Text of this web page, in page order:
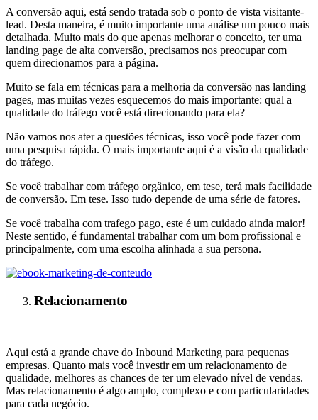
A conversão aqui, está sendo tratada sob o ponto de vista visitante-
lead. Desta maneira, é muito importante uma análise um pouco mais
detalhada. Muito mais do que apenas melhorar o conceito, ter uma
landing page de alta conversão, precisamos nos preocupar com
quem direcionamos para a página.
Muito se fala em técnicas para a melhoria da conversão nas landing
pages, mas muitas vezes esquecemos do mais importante: qual a
qualidade do tráfego você está direcionando para ela?
Não vamos nos ater a questões técnicas, isso você pode fazer com
uma pesquisa rápida. O mais importante aqui é a visão da qualidade
do tráfego.
Se você trabalhar com tráfego orgânico, em tese, terá mais facilidade
de conversão. Em tese. Isso tudo depende de uma série de fatores.
Se você trabalha com trafego pago, este é um cuidado ainda maior!
Neste sentido, é fundamental trabalhar com um bom profissional e
principalmente, com uma escolha alinhada a sua persona.
Relacionamento
Aqui está a grande chave do Inbound Marketing para pequenas
empresas. Quanto mais você investir em um relacionamento de
qualidade, melhores as chances de ter um elevado nível de vendas.
Mas relacionamento é algo amplo, complexo e com particularidades
para cada negócio.